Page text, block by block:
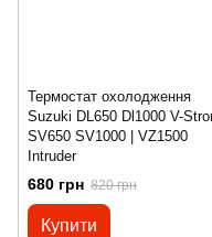
Термостат охолодження
Suzuki DL650 Dl1000 V-
SV650 SV1000 | VZ1500
Intruder
680 грн 820 грн
Купити